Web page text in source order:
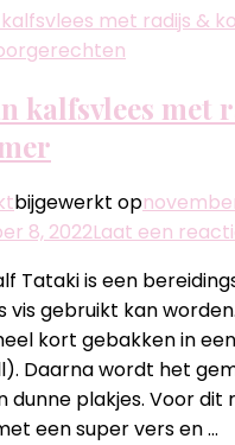
kalfsvlees met
bijgewerkt op
8, 2022Laat een
Tataki is een
vis gebruikt kan
kort gebakken in
Daarna wordt het
dunne plakjes. Voor
een super vers en …